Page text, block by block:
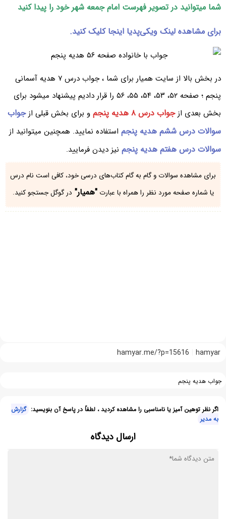
شما میتوانید در تصویر فهرست امام جمعه شهر خود را پیداکنید
برای مشاهده لینک ویکی‌پدیا اینجا کلیک کنید.
در بخش بالا از سایت همیار برای شما ، جواب درس ۷ هدیه آسمانی
پنجم ؛ صفحه ۵۲، ۵۳، ۵۴، ۵۵، ۵۶ را قرار دادیم پیشنهاد میشود برای
بخش بعدی ازجواب درس ۸ هدیه پنجم و برای بخش قبلی ازجواب
سوالات درس ششم هدیه پنجم استفاده نمایید. همچنین میتوانید از
سوالات درس هفتم هدیه پنجم نیز دیدن فرمایید.
برای مشاهده سوالات و گام به گام کتاب‌های درسی خود، کافی است نام درس
یا شماره صفحه مورد نظر را همراه با عبارت"همیار" در گوگل جستجو کنید.
hamyar
hamyar.me/?p=15616
جواب هدیه پنجم
اگر نظر توهین آمیز یا نامناسبی را مشاهده کردید ، لطفاً در پاسخ آن بنویسید: گزارش
به مدیر
ارسال دیدگاه